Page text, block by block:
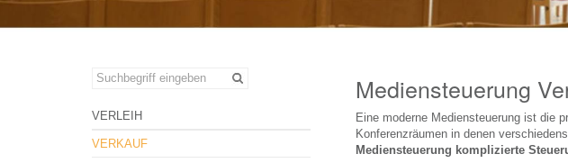
VERLEIH
VERKAUF
Mediensteuerung
Eine moderne Mediensteuerung ist die
Konferenzräumen in denen
Mediensteuerung komplizierte